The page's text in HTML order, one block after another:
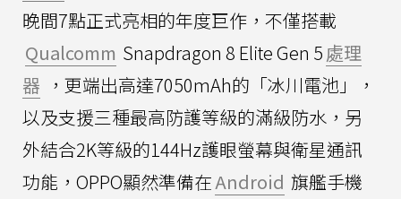
晚間7點正式亮相的年度巨作，不僅搭載
Qualcomm Snapdragon 8 Elite Gen 5處理
器 ，更端出高達7050mAh的「冰川電池」，
以及支援三種最高防護等級的滿級防水，另
外結合2K等級的144Hz護眼螢幕與衛星通訊
功能，OPPO顯然準備在Android 旗艦手機